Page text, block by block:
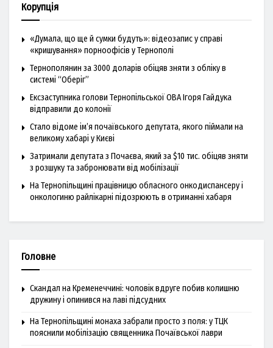
Корупція
«Думала, що ще й сумки будуть»: відеозапис у справі
«кришування» порноофісів у Тернополі
Тернополянин за 3000 доларів обіцяв зняти з обліку в
системі “Оберіг”
Ексзаступника голови Тернопільської ОВА Ігоря Гайдука
відправили до колонії
Стало відоме ім’я почаївського депутата, якого піймали на
великому хабарі у Києві
Затримали депутата з Почаєва, який за $10 тис. обіцяв зняти
з розшуку та забронювати від мобілізації
На Тернопільщині працівницю обласного онкодиспансеру і
онкологиню райлікарні підозрюють в отриманні хабаря
Головне
Скандал на Кременеччині: чоловік вдруге побив колишню
дружину і опинився на лаві підсудних
На Тернопільщині монаха забрали просто з поля: у ТЦК
пояснили мобілізацію священника Почаївської лаври